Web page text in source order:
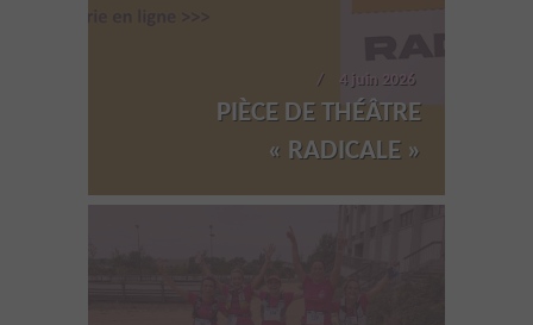
4 juin 2026
PIÈCE DE THÉÂTRE
« RADICALE »